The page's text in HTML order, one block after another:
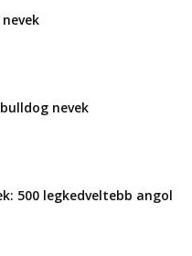
nevek
500 legkedveltebb angol